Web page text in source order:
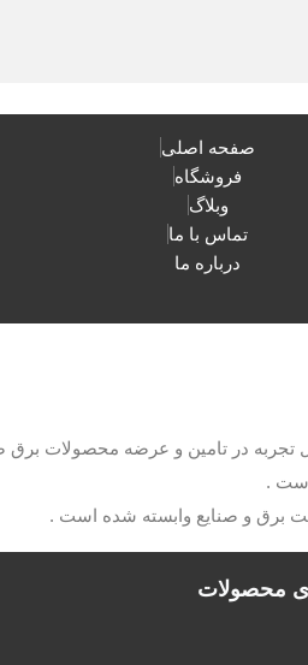
صفحه اصلی
فروشگاه
وبلاگ
تماس با ما
درباره ما
آقای ستوده با بیش از 40 سال تجربه در تامین
است .
برق و صنایع وابسته شده است .
محصولات